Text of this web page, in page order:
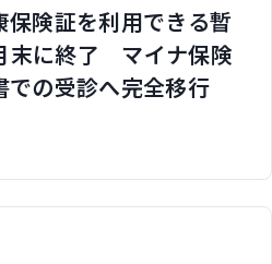
保険証を利用できる暫
末に終了 マイナ保険
の受診へ完全移行